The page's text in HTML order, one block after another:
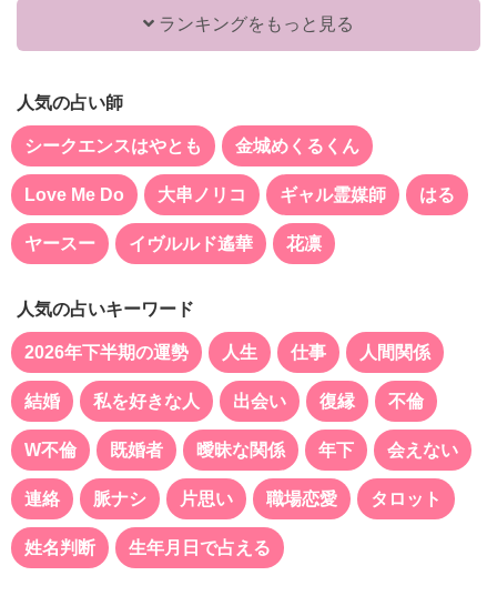
ランキングをもっと見る
人気の占い師
シークエンスはやとも 金城めくるくん
Love Me Do 大串ノリコ ギャル霊媒師 はる
ヤースー イヴルルド遙華 花凛
人気の占いキーワード
2026年下半期の運勢 人生 仕事 人間関係
結婚 私を好きな人 出会い 復縁 不倫
W不倫 既婚者 曖昧な関係 年下 会えない
連絡 脈ナシ 片思い 職場恋愛 タロット
姓名判断 生年月日で占える